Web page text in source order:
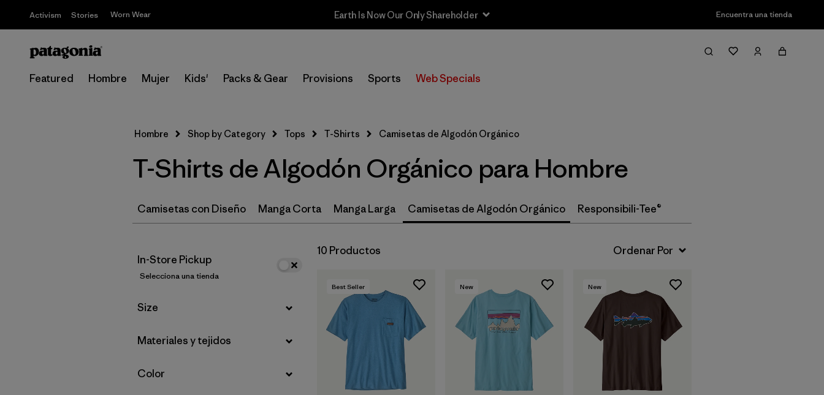
Activism Stories Worn Wear Encuentra una tienda
Featured Hombre Mujer Kids' Packs & Gear Provisions Sports Web Specials
Filter & Sort
Selecciona una tienda
Filtrar por
Materiales y tejidos
Filtrar por
Color
Filtrar por
Características y procesos
Filtrar por
Deporte
Hombre Shop by Category Tops T-Shirts Camisetas de Algodón Orgánico
T-Shirts de Algodón Orgánico para Hombre
Camisetas con Diseño Manga Corta Manga Larga Camisetas de Algodón Orgánico Responsibili-Tee®
In-Store Pickup
Selecciona una tienda
Filtrar por
Size
Filtrar por
Materiales y tejidos
Filtrar por
Color
10 Productos
Best Seller New New